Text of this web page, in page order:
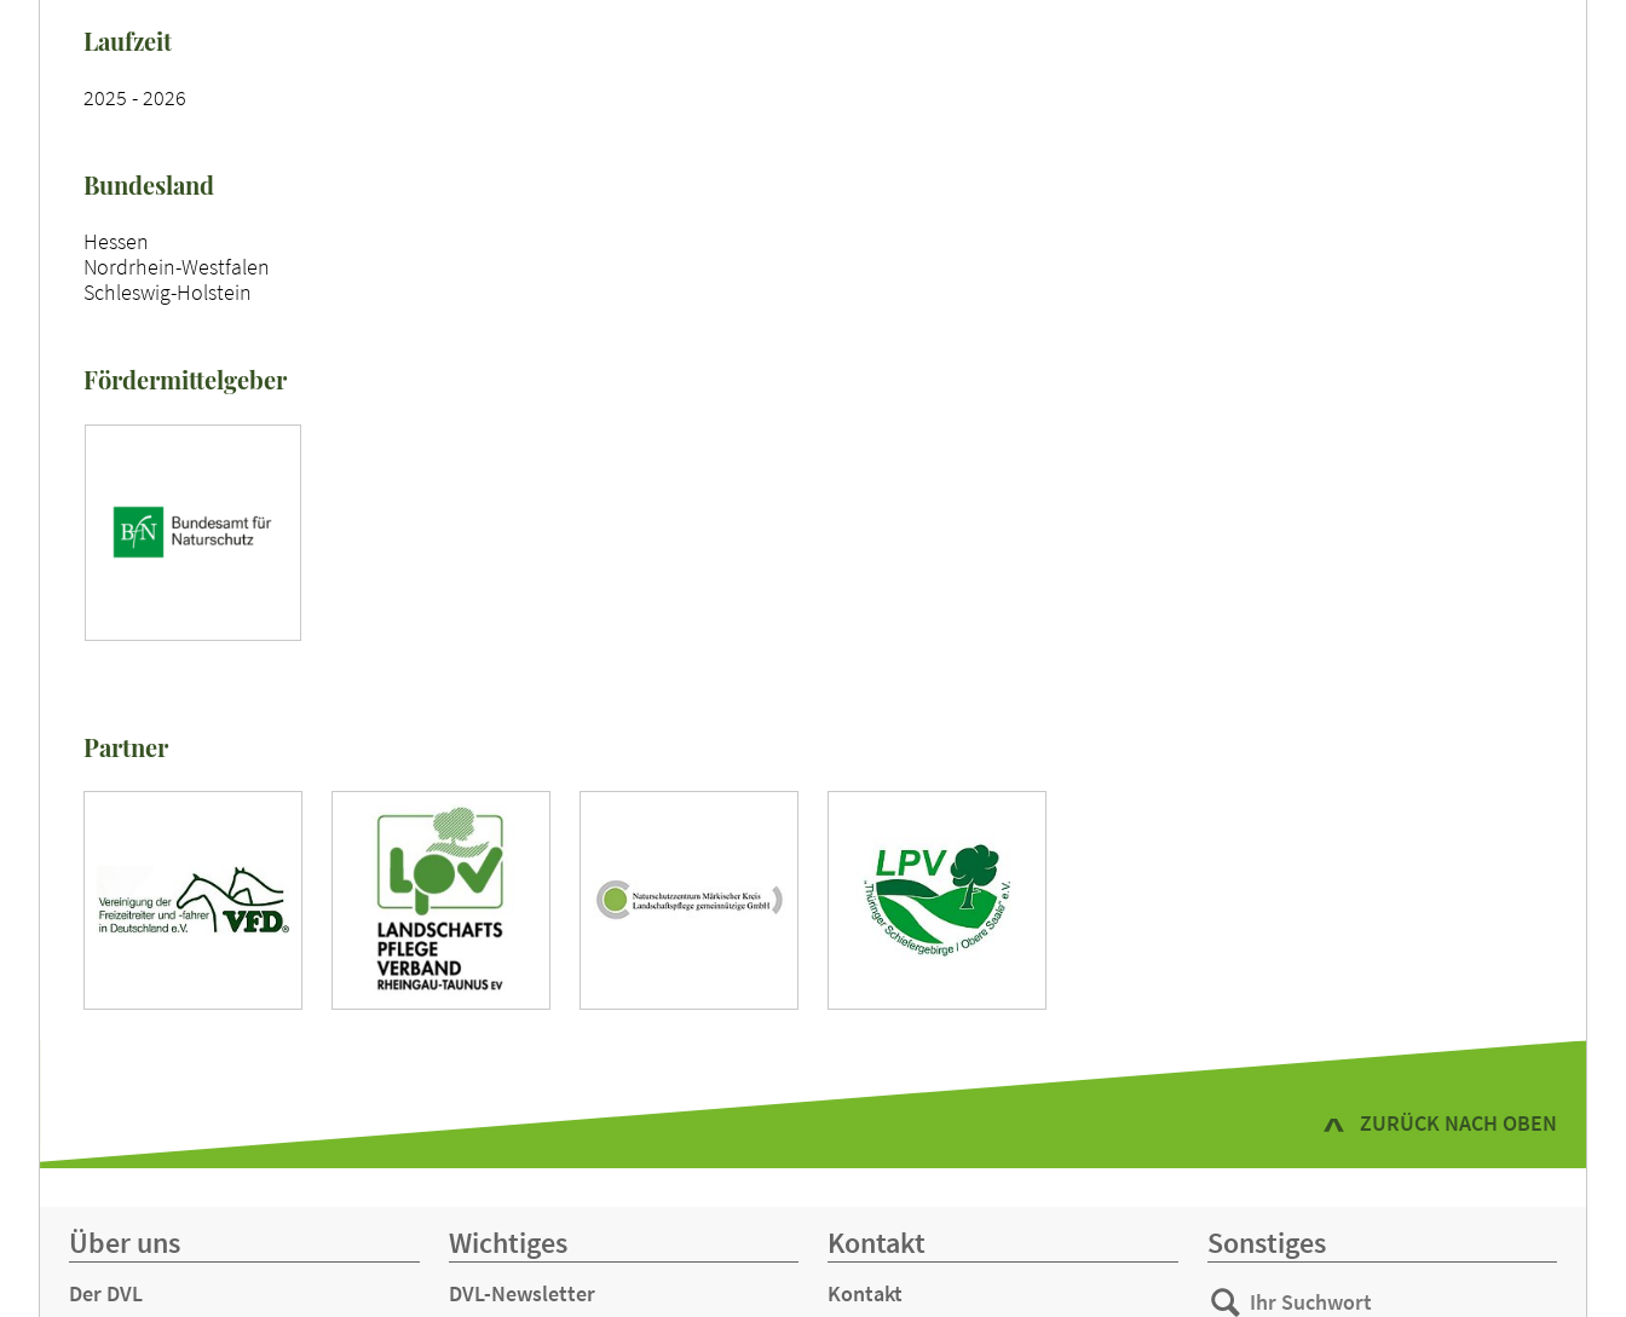
Laufzeit
2025 - 2026
Bundesland
Hessen
Nordrhein-Westfalen
Schleswig-Holstein
Fördermittelgeber
Bundesamt für
Partner
Freizeitreiter und -
fahrer in Deutschland
Landschaftspflegeverband
Naturschutzzentrum
Landschaftspflege
Schiefergebirge /
ZURÜCK NACH OBEN
Über uns
Der DVL
Wichtiges
DVL-Newsletter
Kontakt
Kontakt
Sonstiges
Ihr
Suchen